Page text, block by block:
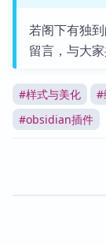
若阁下有独
留言，与大家
#样式与美化 #
#obsidian插件